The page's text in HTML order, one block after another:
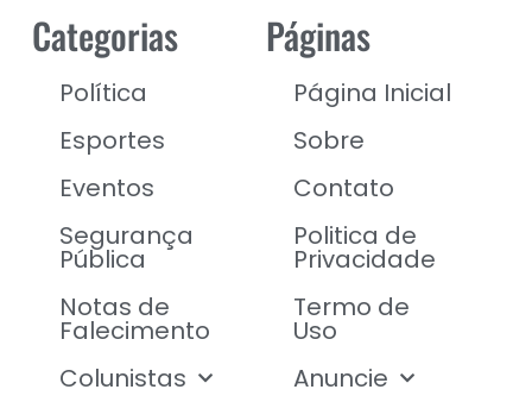
Categorias
Política
Esportes
Eventos
Segurança
Pública
Notas de
Falecimento
Colunistas
Páginas
Página Inicial
Sobre
Contato
Politica de
Privacidade
Termo de
Uso
Anuncie